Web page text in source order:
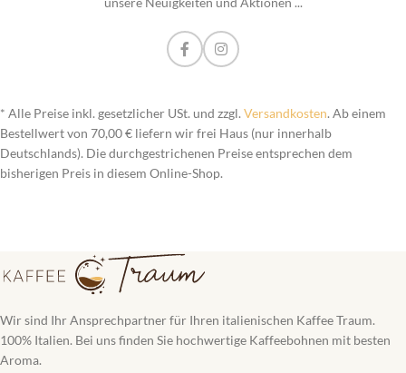
* Alle Preise inkl. gesetzlicher USt. und zzgl.Versandkosten. Ab einem
Bestellwert von 70,00 € liefern wir frei Haus (nur innerhalb
Deutschlands). Die durchgestrichenen Preise entsprechen dem
bisherigen Preis in diesem Online-Shop.
Wir sind Ihr Ansprechpartner für Ihren italienischen Kaffee Traum.
100% Italien. Bei uns finden Sie hochwertige Kaffeebohnen mit besten
Aroma.